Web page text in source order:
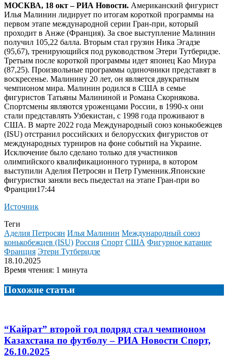
МОСКВА, 18 окт – РИА Новости. Американский фигурист
Илья Малинин лидирует по итогам короткой программы на
первом этапе международной серии Гран-при, который
проходит в Анже (Франция). За свое выступление Малинин
получил 105,22 балла. Вторым стал грузин Ника Эгадзе
(95,67), тренирующийся под руководством Этери Тутберидзе.
Третьим после короткой программы идет японец Као Миура
(87,25). Произвольные программы одиночники представят в
воскресенье. Малинину 20 лет, он является двукратным
чемпионом мира. Малинин родился в США в семье
фигуристов Татьяны Малининой и Романа Скорнякова.
Спортсмены являются уроженцами России, в 1990-х они
стали представлять Узбекистан, с 1998 года проживают в
США. В марте 2022 года Международный союз конькобежцев
(ISU) отстранил российских и белорусских фигуристов от
международных турниров на фоне событий на Украине.
Исключение было сделано только для участников
олимпийского квалификационного турнира, в котором
выступили Аделия Петросян и Петр Гуменник.Японские
фигуристки заняли весь пьедестал на этапе Гран-при во
Франции17:44
Источник
Теги
Аделия Петросян Илья Малинин Международный союз
конькобежцев (ISU) Россия Спорт США Фигурное катание
Франция Этери Тутберидзе
18.10.2025
Время чтения: 1 минута
Похожие статьи
“Кайрат” второй год подряд стал чемпионом
Казахстана по футболу – РИА Новости Спорт,
26.10.2025